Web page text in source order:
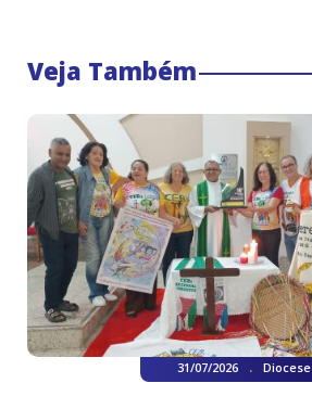
Veja Também
31/07/2026 . Diocese